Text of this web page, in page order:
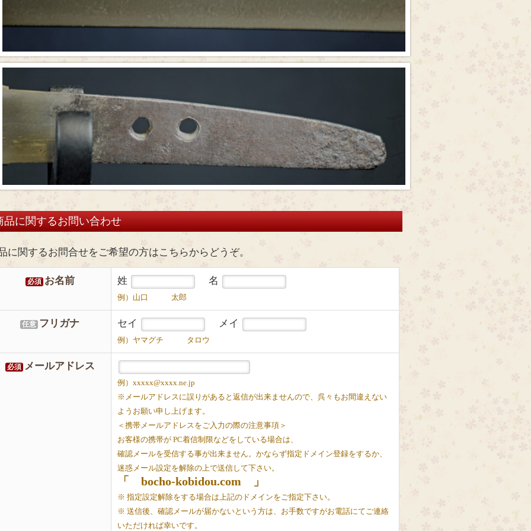
品に関するお問い合わせ
に関するお問合せをご希望の方はこちらからどうぞ。
必須 お名前 姓 名
例）山口 太郎
任意 フリガナ セイ メイ
例）ヤマグチ タロウ
必須 メールアドレス
例）xxxxx@xxxx.ne.jp
※メールアドレスに誤りがあると返信が出来ませんので、呉々もお間違えない
ようお願い申し上げます。
＜携帯メールアドレスをご入力の際の注意事項＞
お客様の携帯が PC着信制限などをしている場合は、
確認メールを受信する事が出来ません。かならず指定ドメイン登録をするか、
迷惑メール設定を解除の上で送信して下さい。
「 bocho-kobidou.com 」
※ 指定設定解除をする場合は上記のドメインをご指定下さい。
※ 送信後、確認メールが届かないという方は、お手数ですがお電話にてご連絡
いただければ幸いです。